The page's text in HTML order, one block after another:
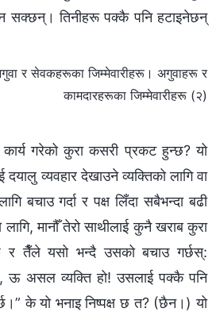
सक्छन्। तिनीहरू पक्कै पनि हटाइनेछन्
र सेवकहरूका जिम्‍मेवारीहरू। अगुवाहरू र
कामदारहरूका जिम्‍मेवारीहरू (२)
कार्य गरेको कुरा कसरी प्रकट हुन्छ? यो
व्यवहार देखाउने व्यक्तिको लागि वा
बचाउ गर्दा र पक्ष लिँदा सबैभन्दा बढी
मानौँ तेरो साथीलाई कुनै खराब कुरा
र तैँले यसो भन्दै उसको बचाउ गर्छस्:
ऊ असल व्यक्ति हो! उसलाई पक्कै पनि
के यो भनाइ निष्पक्ष छ त? (छैन।) यो